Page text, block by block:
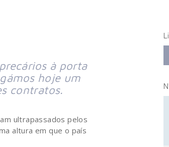
à porta
hoje um
contratos.
ultrapassados pelos
altura em que o país